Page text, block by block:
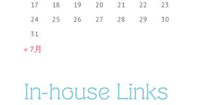
17
18 19 20 21 22
23
24
25 26 27 28 29
30
31
« 7月
In-house Links